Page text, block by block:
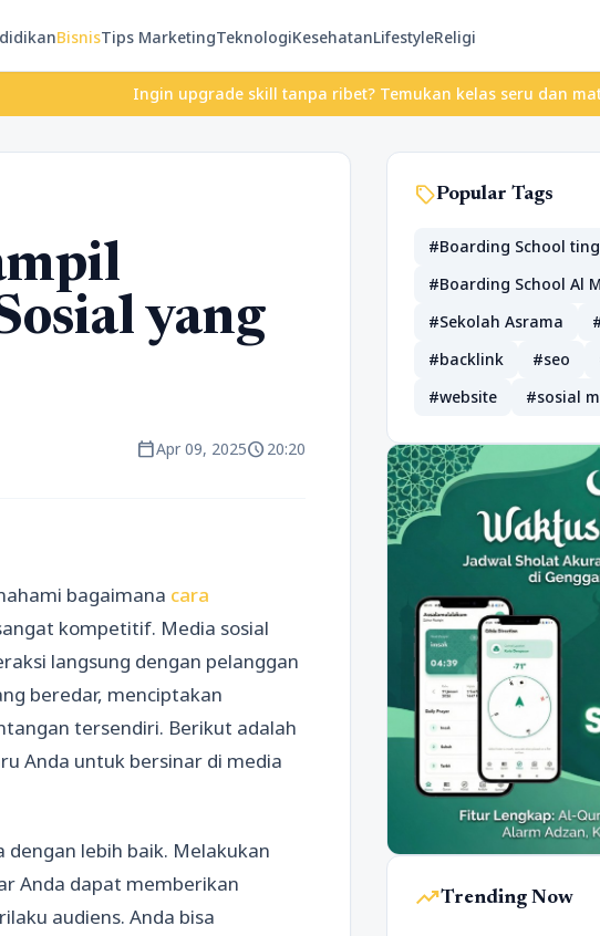
BisnisTips MarketingTeknologiKesehatanLifestyleReligi
Ingin upgrade skill tanpa ribet? Temukan kelas seru dan materi
yang
calendar_todayApr 09, 2025schedule20:20
bagaimana cara
kompetitif. Media sosial
langsung dengan pelanggan
beredar, menciptakan
tersendiri. Berikut adalah
Anda untuk bersinar di media
dengan lebih baik. Melakukan
Anda dapat memberikan
audiens. Anda bisa
sellPopular Tags
#Boarding School
#Boarding School Al
#Sekolah Asrama
#backlink
#seo
#website
#sosial
trending_upTrending Now